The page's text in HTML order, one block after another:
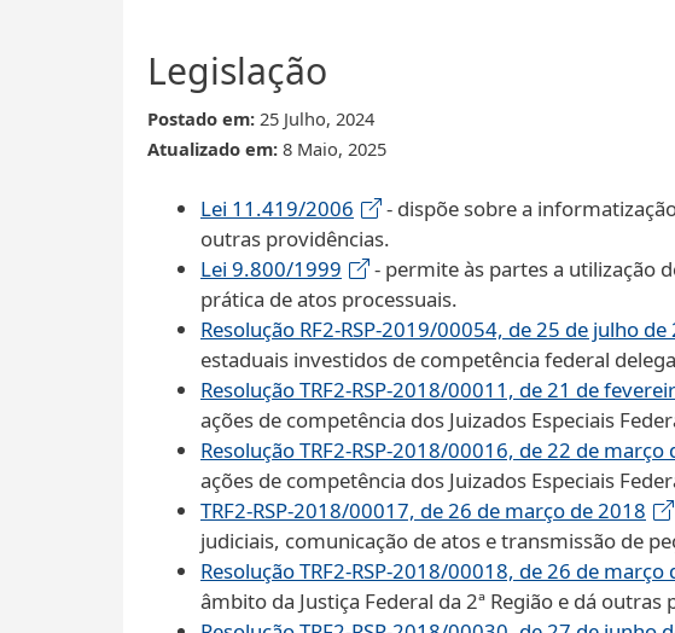
Legislação
Postado em: 25 Julho, 2024
Atualizado em: 8 Maio, 2025
Lei 11.419/2006
- dispõe sobre a
outras providências.
Lei 9.800/1999
- permite às partes a utilização
prática de atos processuais.
Resolução RF2-RSP-2019/00054, de 25 de julho de
estaduais investidos de competência federal
Resolução TRF2-RSP-2018/00011, de 21 de
ações de competência dos Juizados Especiais
Resolução TRF2-RSP-2018/00016, de 22 de março
ações de competência dos Juizados Especiais
TRF2-RSP-2018/00017, de 26 de março de 2018
judiciais, comunicação de atos e transmissão de
Resolução TRF2-RSP-2018/00018, de 26 de março
âmbito da Justiça Federal da 2ª Região e dá outras